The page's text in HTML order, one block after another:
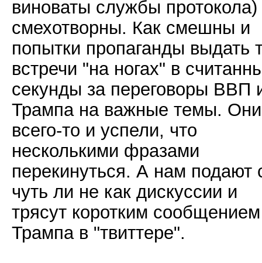
виноваты службы протокола)
смехотворны. Как смешны и
попытки пропаганды выдать
встречи "на ногах" в
секунды за переговоры ВВП
Трампа на важные темы. Они
всего-то и успели, что
несколькими фразами
перекинуться. А нам подают
чуть ли не как дискуссии и
трясут коротким сообщением
Трампа в "твиттере".